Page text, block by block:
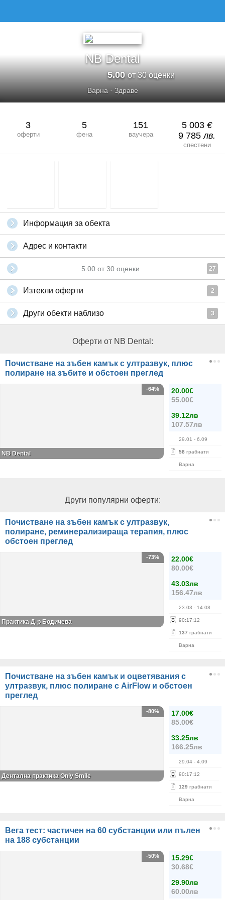
NB Dental
5.00от 30 оценки
Варна· Здраве
3
оферти
5
фена
151
ваучера
5 003 €
9 785лв.
спестени
Информация за обекта
Адрес и контакти
5.00 от 30 оценки 27
Изтекли оферти 2
Други обекти наблизо 3
Оферти от NB Dental:
Почистване на зъбен камък с ултразвук, плюс
полиране на зъбите и обстоен преглед
20.00€
55.00€
39.12лв
107.57лв
29.01 - 6.09
58 грабнати
Варна
-64%
NB Dental
Други популярни оферти:
Почистване на зъбен камък с ултразвук,
полиране, реминерализираща терапия, плюс
обстоен преглед
22.00€
80.00€
43.03лв
156.47лв
23.03 - 14.08
90:17:11
137 грабнати
Варна
-73%
Практика Д-р Бодичева
Почистване на зъбен камък и оцветявания с
ултразвук, плюс полиране с AirFlow и обстоен
преглед
17.00€
85.00€
33.25лв
166.25лв
29.04 - 4.09
90:17:11
129 грабнати
Варна
-80%
Дентална практика Only Smile
Вега тест: частичен на 60 субстанции или пълен
на 188 субстанции
15.29€
30.68€
29.90лв
60.00лв
-50%